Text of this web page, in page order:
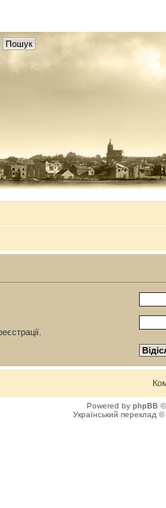
Powered by phpBB
Український переклад